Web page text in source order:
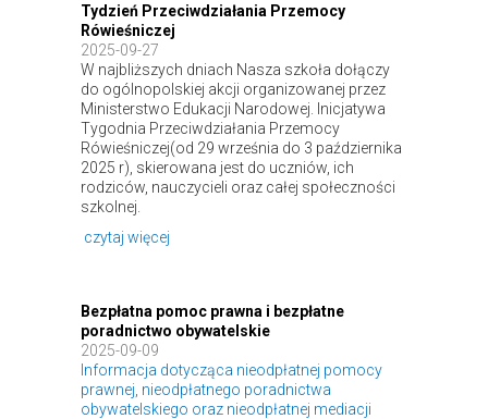
Tydzień Przeciwdziałania Przemocy
Rówieśniczej
2025-09-27
W najbliższych dniach Nasza szkoła dołączy
do ogólnopolskiej akcji organizowanej przez
Ministerstwo Edukacji Narodowej. Inicjatywa
Tygodnia Przeciwdziałania Przemocy
Rówieśniczej(od 29 września do 3 października
2025 r), skierowana jest do uczniów, ich
rodziców, nauczycieli oraz całej społeczności
szkolnej.
czytaj więcej
Bezpłatna pomoc prawna i bezpłatne
poradnictwo obywatelskie
2025-09-09
Informacja dotycząca nieodpłatnej pomocy
prawnej, nieodpłatnego poradnictwa
obywatelskiego oraz nieodpłatnej mediacji